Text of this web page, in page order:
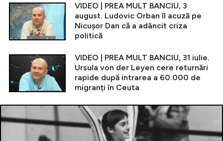
VIDEO | PREA MULT BANCIU, 3
august. Ludovic Orban îl acuză pe
Nicușor Dan că a adâncit criza
politică
VIDEO | PREA MULT BANCIU, 31 iulie.
Ursula von der Leyen cere returnări
rapide după intrarea a 60.000 de
migranți în Ceuta